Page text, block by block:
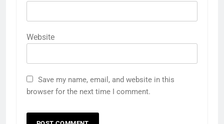
Website
Save my name, email, and website in this
browser for the next time I comment.